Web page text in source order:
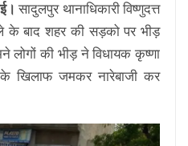
सादुलपुर थानाधिकारी विष्णुदत्त
के बाद शहर की सड़को पर भीड़
लोगों की भीड़ ने विधायक कृष्णा
खिलाफ जमकर नारेबाजी कर